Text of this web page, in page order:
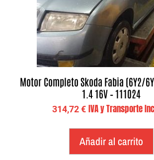
Motor Completo Skoda Fabia (6Y2/
1.4 16V – 111024
314,72€ IVA y Transporte
Añadir al carrito